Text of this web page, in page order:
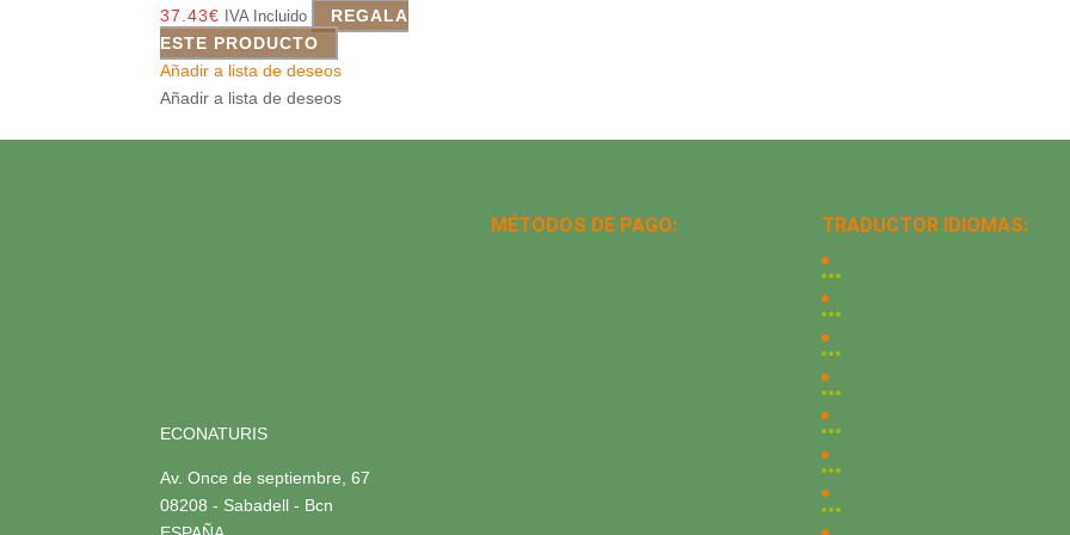
37.43€ IVA Incluido
REGALA
ESTE PRODUCTO
Añadir a lista de deseos
Añadir a lista de deseos
ECONATURIS
Av. Once de septiembre, 67
08208 - Sabadell - Bcn
MÉTODOS DE PAGO: TRADUCTOR IDIOMAS: